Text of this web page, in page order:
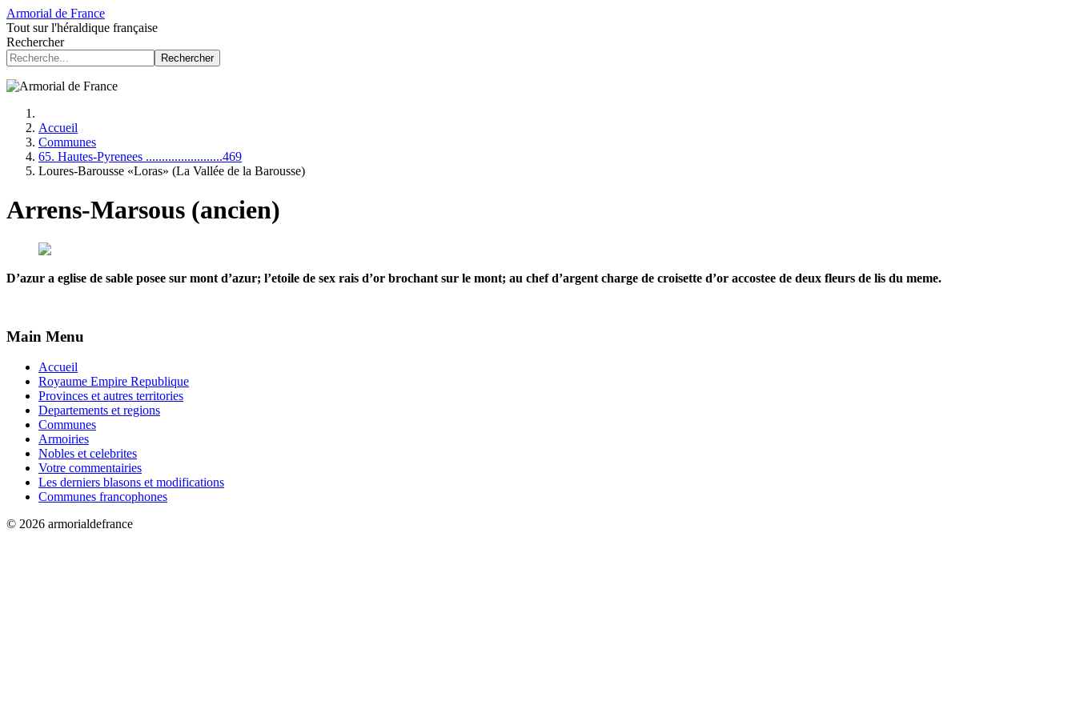
Armorial de France
Tout sur l'héraldique française
Rechercher
Rechercher
Accueil
Communes
65. Hautes-Pyrenees ........................469
Loures-Barousse «Loras» (La Vallée de la Barousse)
Arrens-Marsous (ancien)
D’azur a eglise de sable posee sur mont d’azur; l’etoile de sex rais d’or brochant sur le mont; au chef d’argent charge de croisette d’or accostee de deux fleurs de lis du meme.
Main Menu
Accueil
Royaume Empire Republique
Provinces et autres territories
Departements et regions
Communes
Armoiries
Nobles et celebrites
Votre commentairies
Les derniers blasons et modifications
Communes francophones
© 2026 armorialdefrance